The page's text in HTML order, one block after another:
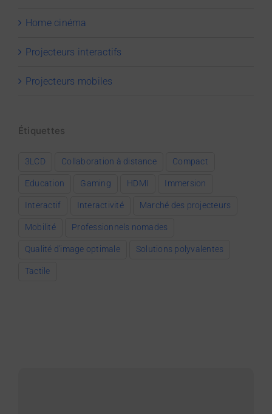
Home cinéma
Projecteurs interactifs
Projecteurs mobiles
Étiquettes
3LCD Collaboration à distance Compact
Education Gaming HDMI Immersion
Interactif Interactivité Marché des projecteurs
Mobilité Professionnels nomades
Qualité d'image optimale Solutions polyvalentes
Tactile